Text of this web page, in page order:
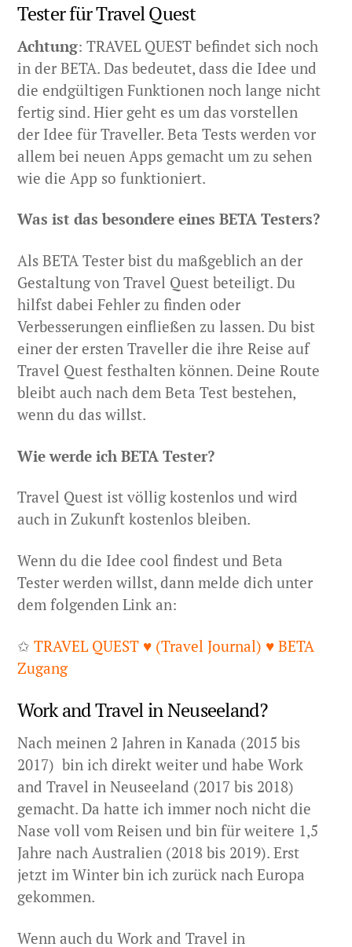
Tester für Travel Quest
Achtung: TRAVEL QUEST befindet sich noch
in der BETA. Das bedeutet, dass die Idee und
die endgültigen Funktionen noch lange nicht
fertig sind. Hier geht es um das vorstellen
der Idee für Traveller. Beta Tests werden vor
allem bei neuen Apps gemacht um zu sehen
wie die App so funktioniert.
Was ist das besondere eines BETA Testers?
Als BETA Tester bist du maßgeblich an der
Gestaltung von Travel Quest beteiligt. Du
hilfst dabei Fehler zu finden oder
Verbesserungen einfließen zu lassen. Du bist
einer der ersten Traveller die ihre Reise auf
Travel Quest festhalten können. Deine Route
bleibt auch nach dem Beta Test bestehen,
wenn du das willst.
Wie werde ich BETA Tester?
Travel Quest ist völlig kostenlos und wird
auch in Zukunft kostenlos bleiben.
Wenn du die Idee cool findest und Beta
Tester werden willst, dann melde dich unter
dem folgenden Link an:
✩TRAVEL QUEST ♥ (Travel Journal) ♥ BETA
Zugang
Work and Travel in Neuseeland?
Nach meinen 2 Jahren in Kanada (2015 bis
2017) bin ich direkt weiter und habe Work
and Travel in Neuseeland (2017 bis 2018)
gemacht. Da hatte ich immer noch nicht die
Nase voll vom Reisen und bin für weitere 1,5
Jahre nach Australien (2018 bis 2019). Erst
jetzt im Winter bin ich zurück nach Europa
gekommen.
Wenn auch du Work and Travel in